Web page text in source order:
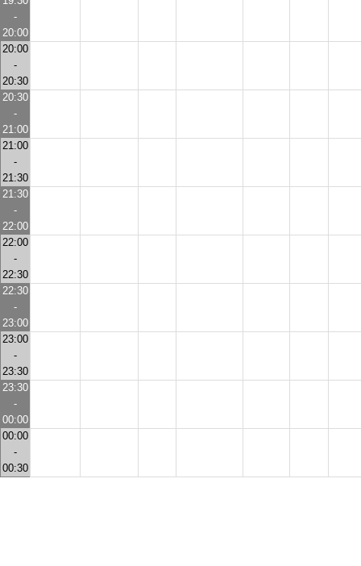
-
20:00
20:00
-
20:30
20:30
-
21:00
21:00
-
21:30
21:30
-
22:00
22:00
-
22:30
22:30
-
23:00
23:00
-
23:30
23:30
-
00:00
00:00
-
00:30